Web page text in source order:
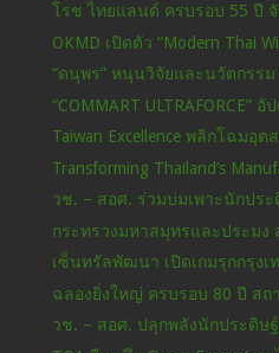
โรช ไทยแลนด์ ครบรอบ 55 ปี
OKMD เปิดตัว “Modern Thai
“ดนุพร” หนุนวิจัยและนวัตกรรม
“COMMART ULTRAFORCE”
Taiwan Excellence พลิกโฉมอุ
Transforming Thailand’s
วช. – สอศ. ร่วมบ่มเพาะนักประ
กระทรวงมหาสมุทรและประมง
เซ็นทรัลพัฒนา เปิดเกมรุกกรุงเ
ฉลองยิ่งใหญ่ ครบรอบ 80 ปี ส
วช. – สอศ. ปลุกพลังนักประดิษ